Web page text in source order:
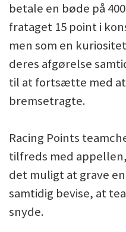
betale en bøde på
frataget 15 point i
men som en
deres afgørelse
til at fortsætte med
bremsetragte.
Racing Points
tilfreds med
det muligt at grave
samtidig bevise, at
snyde.